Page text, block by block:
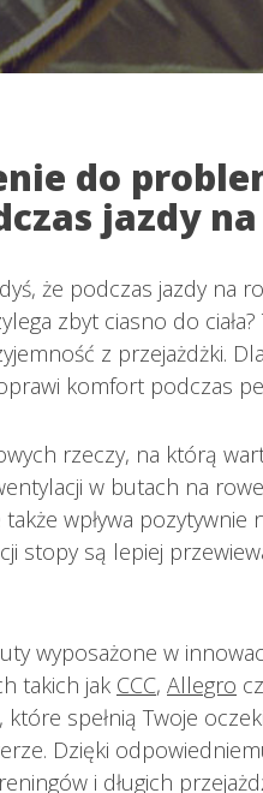
do
jazdy
że podczas jazdy na
zbyt ciasno do
z przejażdżki.
komfort podczas
rzeczy, na którą
w butach na
wpływa pozytywnie
stopy są lepiej
wyposażone w
takich jak CCC, Allegro
spełnią Twoje
Dzięki
i długich